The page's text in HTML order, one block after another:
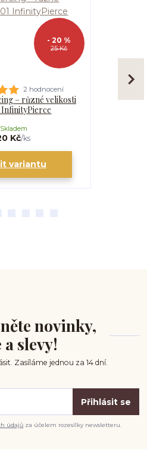
25 Kč
- 20 %
2 hodnocení
– různé velikosti
InfinityPierce
Kč/ks
Skladem
variantu
novinky,
a slevy!
Zasíláme jednou za 14 dní.
Přihlásit se
údajů za účelem rozesílky newsletteru.